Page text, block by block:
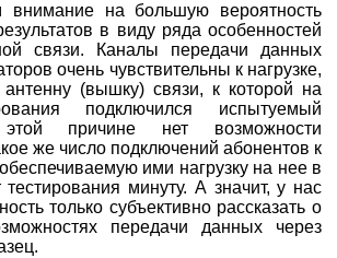
внимание на большую вероятность
в виду ряда особенностей
связи. Каналы передачи данных
очень чувствительны к нагрузке,
(вышку) связи, к которой на
подключился испытуемый
причине нет возможности
же число подключений абонентов к
ими нагрузку на нее в
минуту. А значит, у нас
только субъективно рассказать о
передачи данных через